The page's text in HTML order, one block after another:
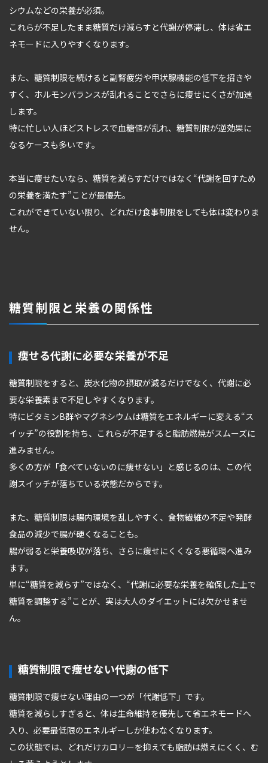
シウムなどの栄養が必須。
これらが不足したまま糖質だけ減らすと代謝が停滞し、体は省エ
ネモードに入りやすくなります。
また、糖質制限を続けると副腎疲労や甲状腺機能の低下を招きや
すく、ホルモンバランスが乱れることでさらに痩せにくさが加速
します。
特に忙しい人ほどストレスで血糖値が乱れ、糖質制限が逆効果に
なるケースも多いです。
本当に痩せたいなら、糖質を減らすだけではなく“代謝を回すため
の栄養を満たす”ことが最優先。
これができていない限り、どれだけ食事制限をしても体は変わりま
せん。
糖質制限と栄養の関係性
痩せる代謝に必要な栄養が不足
糖質制限をすると、炭水化物の摂取が減るだけでなく、代謝に必
要な栄養素まで不足しやすくなります。
特にビタミンB群やマグネシウムは糖質をエネルギーに変える“ス
イッチ”の役割を持ち、これらが不足すると脂肪燃焼がスムーズに
進みません。
多くの方が「食べていないのに痩せない」と感じるのは、この代
謝スイッチが落ちている状態だからです。
また、糖質制限は腸内環境を乱しやすく、食物繊維の不足や発酵
食品の減少で腸が硬くなることも。
腸が弱ると栄養吸収が落ち、さらに痩せにくくなる悪循環へ進み
ます。
単に“糖質を減らす”ではなく、“代謝に必要な栄養を確保した上で
糖質を調整する”ことが、実は大人のダイエットには欠かせませ
ん。
糖質制限で痩せない代謝の低下
糖質制限で痩せない理由の一つが「代謝低下」です。
糖質を減らしすぎると、体は生命維持を優先して省エネモードへ
入り、必要最低限のエネルギーしか使わなくなります。
この状態では、どれだけカロリーを抑えても脂肪は燃えにくく、む